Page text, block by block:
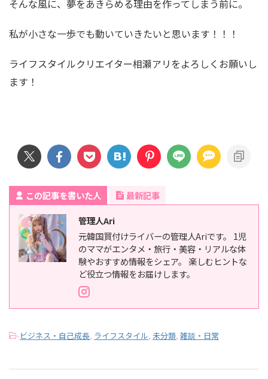
そんな風に、夢をあきらめる理由を作ってしまう前に。
私が小さな一歩でも動いていきたいと思います！！！
ライフスタイルクリエイター相瀬アリをよろしくお願いし
ます！
この記事を書いた人
最新記事
管理人Ari
元韓国買付けライバーの管理人Ariです。 1児
のママがエンタメ・旅行・美容・リアルな体
験やおすすめ情報をシェア。 楽しむヒントな
ど役立つ情報をお届けします。
-ビジネス・自己成長, ライフスタイル, 未分類, 雑談・日常